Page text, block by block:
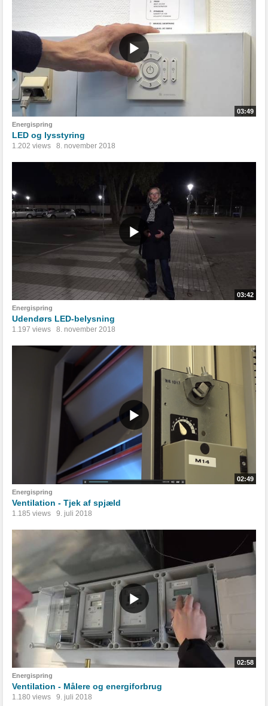
03:49
Energispring
LED og lysstyring
1.202 views 8. november 2018
03:42
Energispring
Udendørs LED-belysning
1.197 views 8. november 2018
02:49
Energispring
Ventilation - Tjek af spjæld
1.185 views 9. juli 2018
02:58
Energispring
Ventilation - Målere og energiforbrug
1.180 views 9. juli 2018